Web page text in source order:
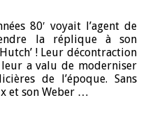
80′ voyait l’agent de
la réplique à son
! Leur décontraction
a valu de moderniser
de l’époque. Sans
et son Weber …